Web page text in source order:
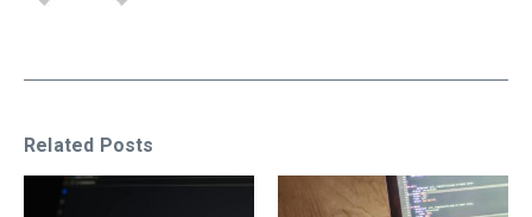
Related Posts